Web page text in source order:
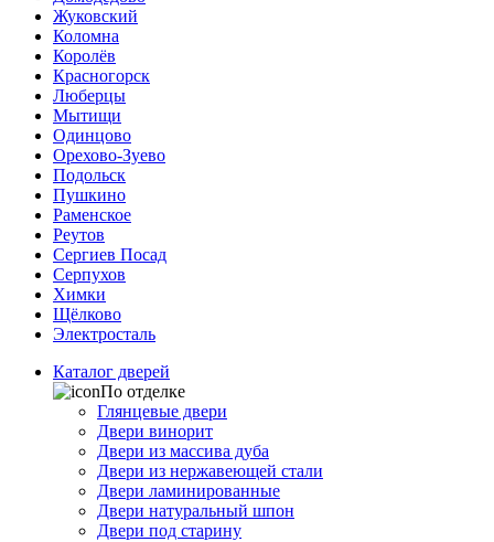
Жуковский
Коломна
Королёв
Красногорск
Люберцы
Мытищи
Одинцово
Орехово-Зуево
Подольск
Пушкино
Раменское
Реутов
Сергиев Посад
Серпухов
Химки
Щёлково
Электросталь
Каталог дверей
По отделке
Глянцевые двери
Двери винорит
Двери из массива дуба
Двери из нержавеющей стали
Двери ламинированные
Двери натуральный шпон
Двери под старину